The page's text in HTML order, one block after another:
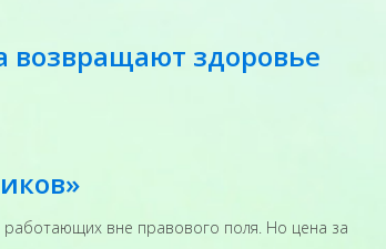
возвращают здоровье
работающих вне правового поля. Но цена за